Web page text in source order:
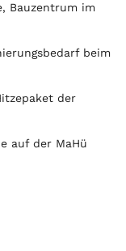
Bauzentrum im
beim
der
auf der MaHü